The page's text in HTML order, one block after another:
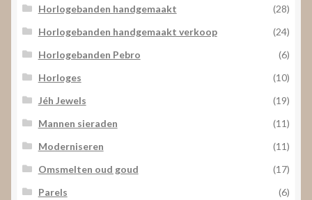
Horlogebanden handgemaakt
(28)
Horlogebanden handgemaakt verkoop
(24)
Horlogebanden Pebro
(6)
Horloges
(10)
Jéh Jewels
(19)
Mannen sieraden
(11)
Moderniseren
(11)
Omsmelten oud goud
(17)
Parels
(6)